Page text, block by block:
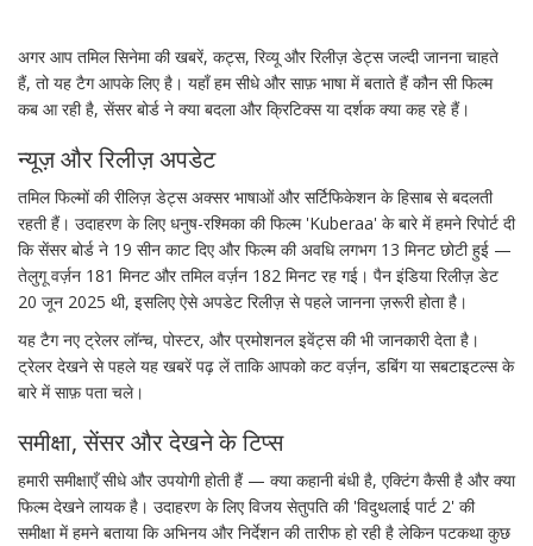
अगर आप तमिल सिनेमा की खबरें, कट्स, रिव्यू और रिलीज़ डेट्स जल्दी जानना चाहते
हैं, तो यह टैग आपके लिए है। यहाँ हम सीधे और साफ़ भाषा में बताते हैं कौन सी फिल्म
कब आ रही है, सेंसर बोर्ड ने क्या बदला और क्रिटिक्स या दर्शक क्या कह रहे हैं।
न्यूज़ और रिलीज़ अपडेट
तमिल फिल्मों की रीलिज़ डेट्स अक्सर भाषाओं और सर्टिफिकेशन के हिसाब से बदलती
रहती हैं। उदाहरण के लिए धनुष-रश्मिका की फिल्म 'Kuberaa' के बारे में हमने रिपोर्ट दी
कि सेंसर बोर्ड ने 19 सीन काट दिए और फिल्म की अवधि लगभग 13 मिनट छोटी हुई —
तेलुगू वर्ज़न 181 मिनट और तमिल वर्ज़न 182 मिनट रह गई। पैन इंडिया रिलीज़ डेट
20 जून 2025 थी, इसलिए ऐसे अपडेट रिलीज़ से पहले जानना ज़रूरी होता है।
यह टैग नए ट्रेलर लॉन्च, पोस्टर, और प्रमोशनल इवेंट्स की भी जानकारी देता है।
ट्रेलर देखने से पहले यह खबरें पढ़ लें ताकि आपको कट वर्ज़न, डबिंग या सबटाइटल्स के
बारे में साफ़ पता चले।
समीक्षा, सेंसर और देखने के टिप्स
हमारी समीक्षाएँ सीधे और उपयोगी होती हैं — क्या कहानी बंधी है, एक्टिंग कैसी है और क्या
फिल्म देखने लायक है। उदाहरण के लिए विजय सेतुपति की 'विदुथलाई पार्ट 2' की
समीक्षा में हमने बताया कि अभिनय और निर्देशन की तारीफ हो रही है लेकिन पटकथा कुछ